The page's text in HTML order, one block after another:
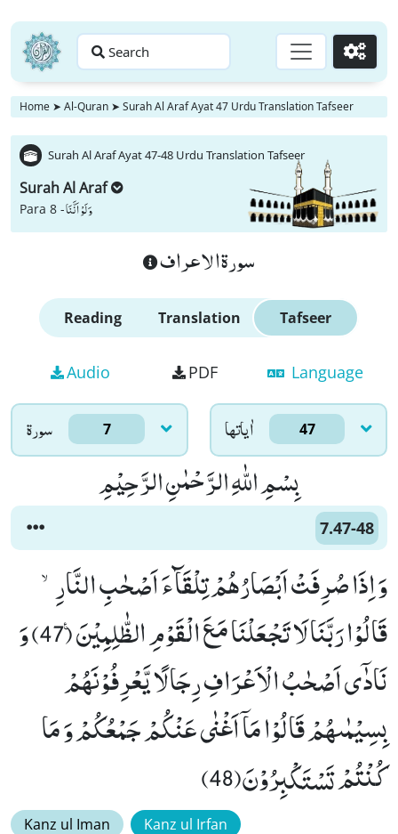
Search Go
Home ➤ Al-Quran ➤ Surah Al Araf Ayat 47 Urdu Translation Tafseer
Surah Al Araf Ayat 47-48 Urdu Translation Tafseer
Surah Al Araf
Para 8 -وَ لَوْ اَنَّنَا
سورة الاعراف
Reading Translation Tafseer
Audio PDF Language
سورۃ 7 اٰياتها 47
بِسْمِ اللّٰهِ الرَّحْمٰنِ الرَّحِیْمِ
7.47-48
وَ اِذَا صُرِفَتْ اَبْصَارُهُمْ تِلْقَآءَ اَصْحٰبِ النَّارِۙ-
قَالُوْا رَبَّنَا لَا تَجْعَلْنَا مَعَ الْقَوْمِ الظّٰلِمِیْنَ۠ (47) وَ
نَادٰۤى اَصْحٰبُ الْاَعْرَافِ رِجَالًا یَّعْرِفُوْنَهُمْ
بِسِیْمٰىهُمْ قَالُوْا مَاۤ اَغْنٰى عَنْكُمْ جَمْعُكُمْ وَ مَا
كُنْتُمْ تَسْتَكْبِرُوْنَ(48)
Kanz ul Iman Kanz ul Irfan